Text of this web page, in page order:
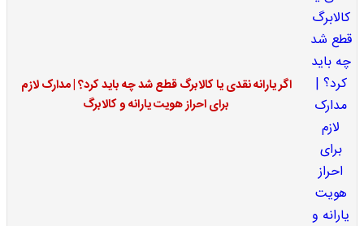
اگر یارانه نقدی یا کالابرگ قطع شد چه باید کرد؟ | مدارک لازم
برای احراز هویت یارانه و کالابرگ